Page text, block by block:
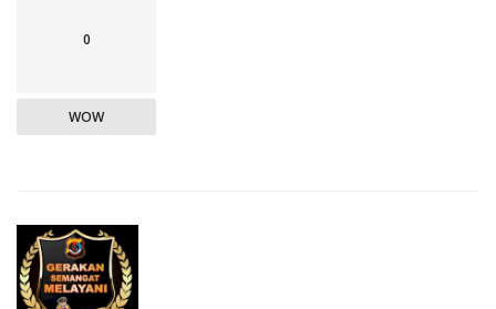
0
WOW